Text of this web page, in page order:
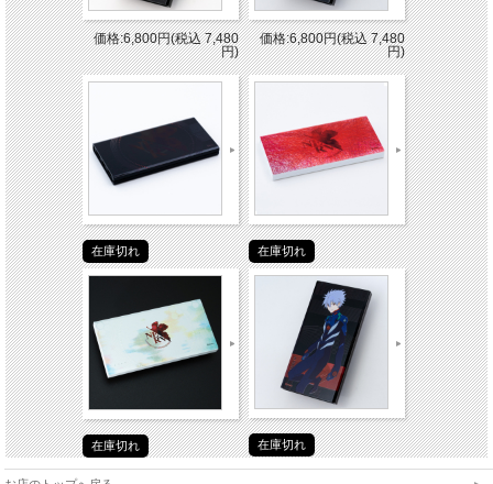
価格:6,800円(税込 7,480
円)
価格:6,800円(税込 7,480
円)
在庫切れ 在庫切れ
在庫切れ 在庫切れ